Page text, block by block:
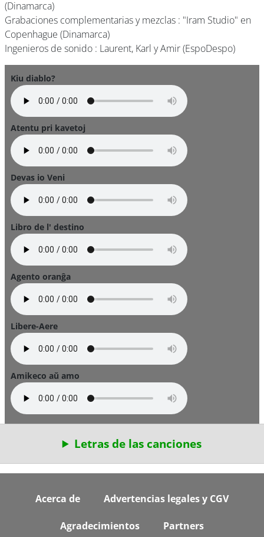
(Dinamarca)
Grabaciones complementarias y mezclas : "Iram Studio" en
Copenhague (Dinamarca)
Ingenieros de sonido : Laurent, Karl y Amir (EspoDespo)
Kiu diablo?
Atentu pri kavetoj
Devas io Veni
Libro de l' destino
Agento oranĝa
Libere-Aere
Amikeco aŭ amo
Letras de las canciones
FooterAcerca de Advertencias legales y CGV
Agradecimientos Partners